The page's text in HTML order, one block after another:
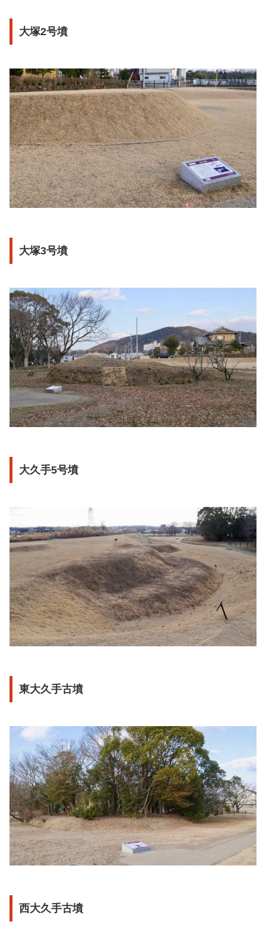
大塚2号墳
大塚3号墳
大久手5号墳
東大久手古墳
西大久手古墳